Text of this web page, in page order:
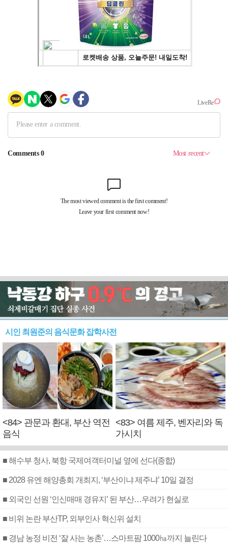
시인 최원준의 음식문화 잡학사전
<84> 관문과 환대, 부산 역전
음식
<83> 여름 제주, 벤자리와 독
가시치
■ 해수부 청사, 북항 국제여객터미널 옆에 선다(종합)
■ 2028 유엔 해양총회 개최지, ‘부산이냐 제주냐’ 10일 결정
■ 외국인 선원 ‘인신매매 경유지’ 된 부산…우려가 현실로
■ 비위 논란 부산TP, 외부인사 혁신위 설치
■ 경남 농정 비전 ‘잘 사는 농촌’…스마트팜 1000㏊까지 늘린다